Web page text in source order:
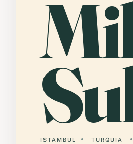
ISTAMBUL TURQUIA